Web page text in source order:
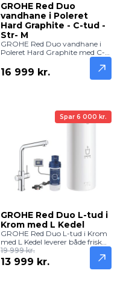
GROHE Red Duo
vandhane i Poleret
Hard Graphite - C-tud -
Str- M
GROHE Red Duo vandhane i
Poleret Hard Graphite med C-
tud og Str. M leverer både frisk
filtreret vand og kogende vand
direkte fra hanen. Eksklusiv og
16 999 kr.
Spar 6 000 kr.
GROHE Red Duo L-tud i
Krom med L Kedel
GROHE Red Duo L-tud i Krom
med L Kedel leverer både frisk
filtreret vand og kogende vand
direkte fra hanen. Elegant og
funktionel løsning til køkkenet.
19 999 kr.
13 999 kr.